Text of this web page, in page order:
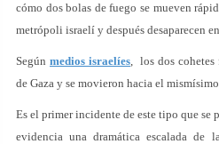
cómo dos bolas de fuego se mueven
metrópoli israelí y después desaparecen
Según medios israelíes, los dos cohetes
de Gaza y se movieron hacia el
Es el primer incidente de este tipo que se
evidencia una dramática escalada de